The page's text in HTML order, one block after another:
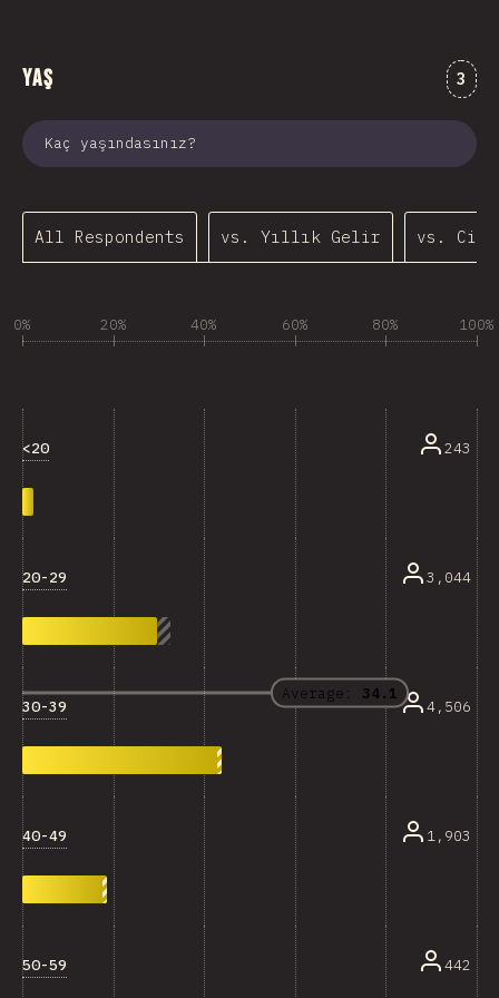
Yaş 3
Kaç yaşındasınız?
All Respondents vs. Yıllık Gelir vs.
0% 20% 40% 60% 80% 100%
Average: 34.1
<20 243
20-29 3,044
30-39 4,506
40-49 1,903
50-59 442